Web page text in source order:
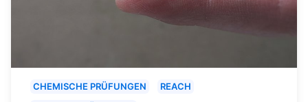
CHEMISCHE PRÜFUNGEN
REACH